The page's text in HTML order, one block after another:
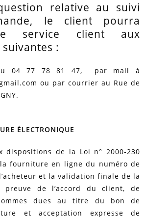
relative au suivi
le client pourra
service client aux
:
au 04 77 78 81 47, par mail à
ou par courrier au Rue de
ÉLECTRONIQUE
dispositions de la Loi n° 2000-230
fourniture en ligne du numéro de
et la validation finale de la
preuve de l’accord du client, de
dues au titre du bon de
et acceptation expresse de